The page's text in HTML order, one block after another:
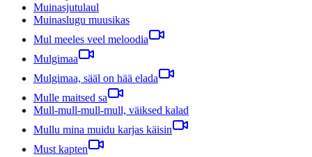
Muinasjutulaul
Muinaslugu muusikas
Mul meeles veel meloodia
Mulgimaa
Mulgimaa, sääl on hää elada
Mulle maitsed sa
Mull-mull-mull-mull, väiksed kalad
Mullu mina muidu karjas käisin
Must kapten